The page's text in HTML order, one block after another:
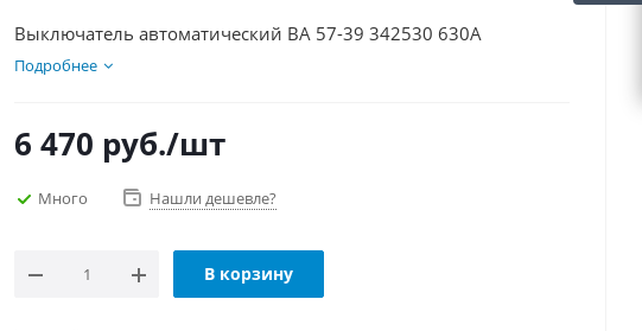
Выключатель автоматический ВА 57-39 342530 630А
Подробнее
6 470 руб./шт
Много Нашли дешевле?
В корзину